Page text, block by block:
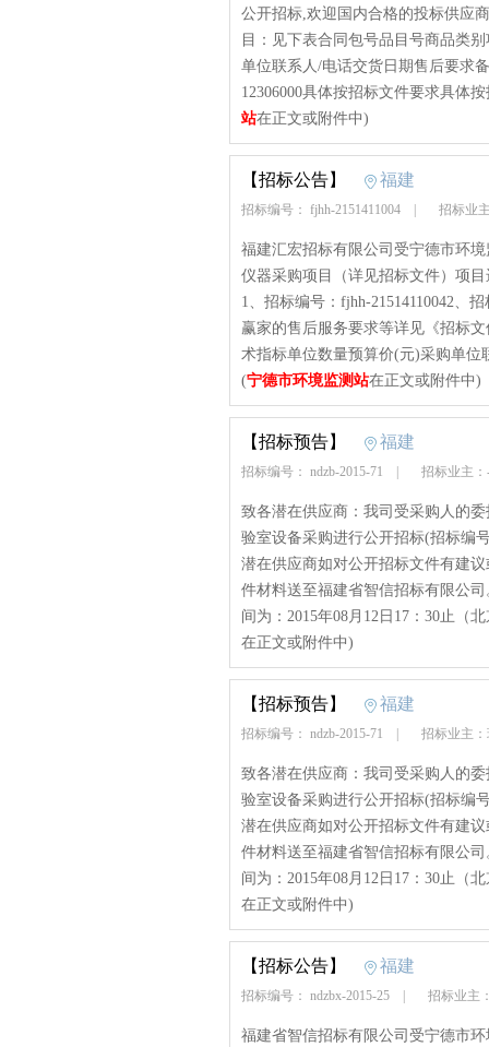
公开招标,欢迎国内合格的投标供应
目：见下表合同包号品目号商品类
单位联系人/电话交货日期售后要求
12306000具体按招标文件要求具体
站在正文或附件中)
【招标公告】 福建
招标编号： fjhh-2151411004 招标业
福建汇宏招标有限公司受宁德市环
仪器采购项目（详见招标文件）项
1、招标编号：fjhh-21514110042、
赢家的售后服务要求等详见《招标
术指标单位数量预算价(元)采购单位
(宁德市环境监测站在正文或附件中)
【招标预告】 福建
招标编号： ndzb-2015-71 招标业主
致各潜在供应商：我司受采购人的
验室设备采购进行公开招标(招标编
潜在供应商如对公开招标文件有建
件材料送至福建省智信招标有限公
间为：2015年08月12日17：30止（
在正文或附件中)
【招标预告】 福建
招标编号： ndzb-2015-71 招标业主
致各潜在供应商：我司受采购人的
验室设备采购进行公开招标(招标编
潜在供应商如对公开招标文件有建
件材料送至福建省智信招标有限公
间为：2015年08月12日17：30止（
在正文或附件中)
【招标公告】 福建
招标编号： ndzbx-2015-25 招标业主
福建省智信招标有限公司受宁德市